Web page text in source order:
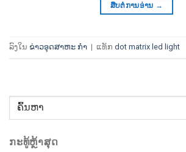
ກະ​ທູ້​ຫຼ້າ​ສຸດ
ສືບຕໍ່ການອ່ານ →
ລົງໃນ ຂ່າວອຸດສາຫະ ກຳ | ແທັກ dot matrix led light